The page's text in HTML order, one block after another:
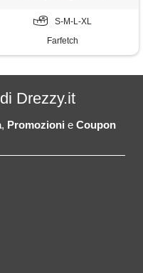
S-M-L-XL
Farfetch
Drezzy.it
, Promozioni e Coupon